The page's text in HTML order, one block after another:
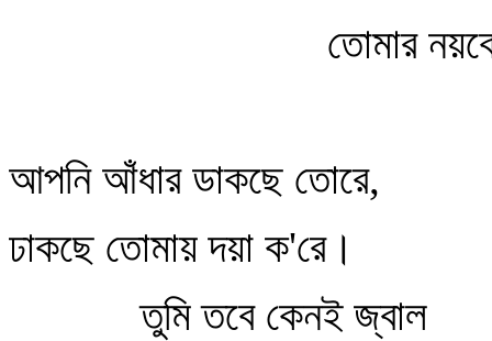
তোমার
আপনি আঁধার ডাকছে তোরে,
ঢাকছে তোমায় দয়া ক'রে।
তুমি তবে কেনই জ্বাল